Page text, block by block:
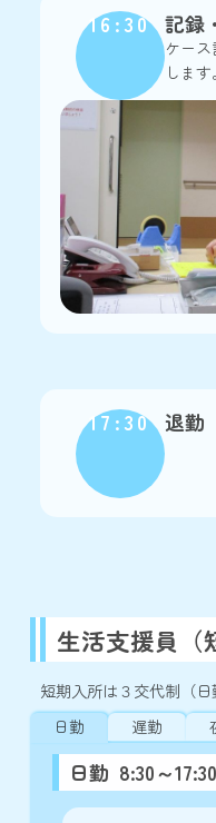
16:30 記録
ケース
します。
17:30 退勤
生活支援員（
短期入所は３交代制（日
日勤 遅勤
日勤 8:30～17:30